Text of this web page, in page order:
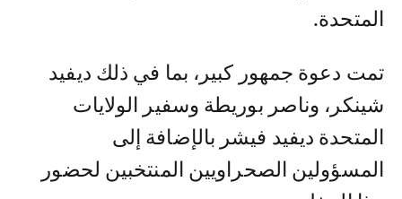
المتحدة.
تمت دعوة جمهور كبير، بما في ذلك ديفيد
شينكر، وناصر بوريطة وسفير الولايات
المتحدة ديفيد فيشر بالإضافة إلى
المسؤولين الصحراويين المنتخبين لحضور